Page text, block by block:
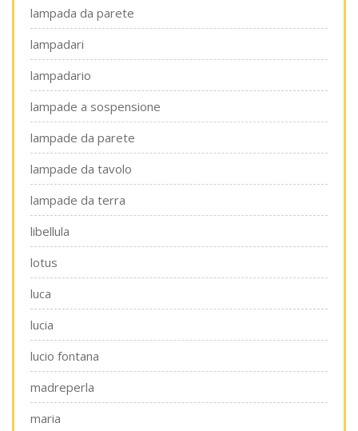
lampada da parete
lampadari
lampadario
lampade a sospensione
lampade da parete
lampade da tavolo
lampade da terra
libellula
lotus
luca
lucia
lucio fontana
madreperla
maria